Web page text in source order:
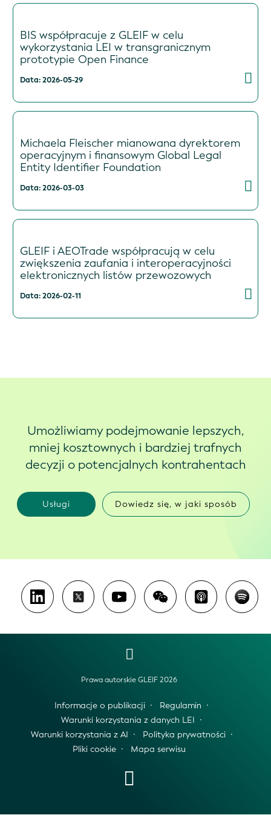
BIS współpracuje z GLEIF w celu
wykorzystania LEI w transgranicznym
prototypie Open Finance
Data: 2026-05-29
Michaela Fleischer mianowana dyrektorem
operacyjnym i finansowym Global Legal
Entity Identifier Foundation
Data: 2026-03-03
GLEIF i AEOTrade współpracują w celu
zwiększenia zaufania i interoperacyjności
elektronicznych listów przewozowych
Data: 2026-02-11
Umożliwiamy podejmowanie lepszych,
mniej kosztownych i bardziej trafnych
decyzji o potencjalnych kontrahentach
Usługi Dowiedz się, w jaki sposób
Prawa autorskie GLEIF 2026
Informacje o publikacji
Regulamin
Warunki korzystania z danych LEI
Warunki korzystania z AI
Polityka prywatności
Pliki cookie
Mapa serwisu